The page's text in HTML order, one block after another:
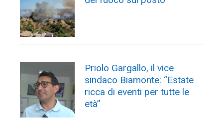
Priolo Gargallo, il vice
sindaco Biamonte: “Estate
ricca di eventi per tutte le
età”